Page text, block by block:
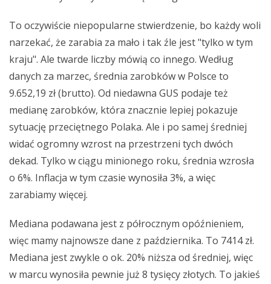
To oczywiście niepopularne stwierdzenie, bo każdy woli
narzekać, że zarabia za mało i tak źle jest "tylko w tym
kraju". Ale twarde liczby mówią co innego. Według
danych za marzec, średnia zarobków w Polsce to
9.652,19 zł (brutto). Od niedawna GUS podaje też
medianę zarobków, która znacznie lepiej pokazuje
sytuację przeciętnego Polaka. Ale i po samej średniej
widać ogromny wzrost na przestrzeni tych dwóch
dekad. Tylko w ciągu minionego roku, średnia wzrosła
o 6%. Inflacja w tym czasie wynosiła 3%, a więc
zarabiamy więcej.
Mediana podawana jest z półrocznym opóźnieniem,
więc mamy najnowsze dane z października. To 7414 zł.
Mediana jest zwykle o ok. 20% niższa od średniej, więc
w marcu wynosiła pewnie już 8 tysięcy złotych. To jakieś